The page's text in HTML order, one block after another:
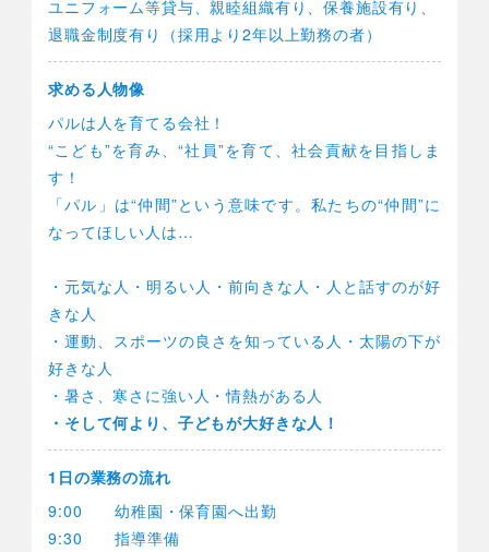
ユニフォーム等貸与、親睦組織有り、保養施設有り、
退職金制度有り（採用より2年以上勤務の者）
求める人物像
パルは人を育てる会社！
“こども”を育み、“社員”を育て、社会貢献を目指しま
す！
「パル」は“仲間”という意味です。私たちの“仲間”に
なってほしい人は…
・元気な人・明るい人・前向きな人・人と話すのが好
きな人
・運動、スポーツの良さを知っている人・太陽の下が
好きな人
・暑さ、寒さに強い人・情熱がある人
・そして何より、子どもが大好きな人！
1日の業務の流れ
9:00 幼稚園・保育園へ出勤
9:30 指導準備